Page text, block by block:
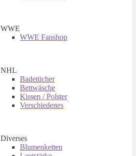
WWE
WWE Fanshop
NHL
Badetücher
Bettwäsche
Kissen / Polster
Verschiedenes
Diverses
Blumenketten